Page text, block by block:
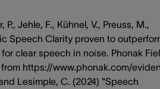
P., Jehle, F., Kühnel, V., Preuss, M.,
Speech Clarity proven to
clear speech in noise. Phonak
https://www.phonak.com/
Lesimple, C. (2024) "Speech